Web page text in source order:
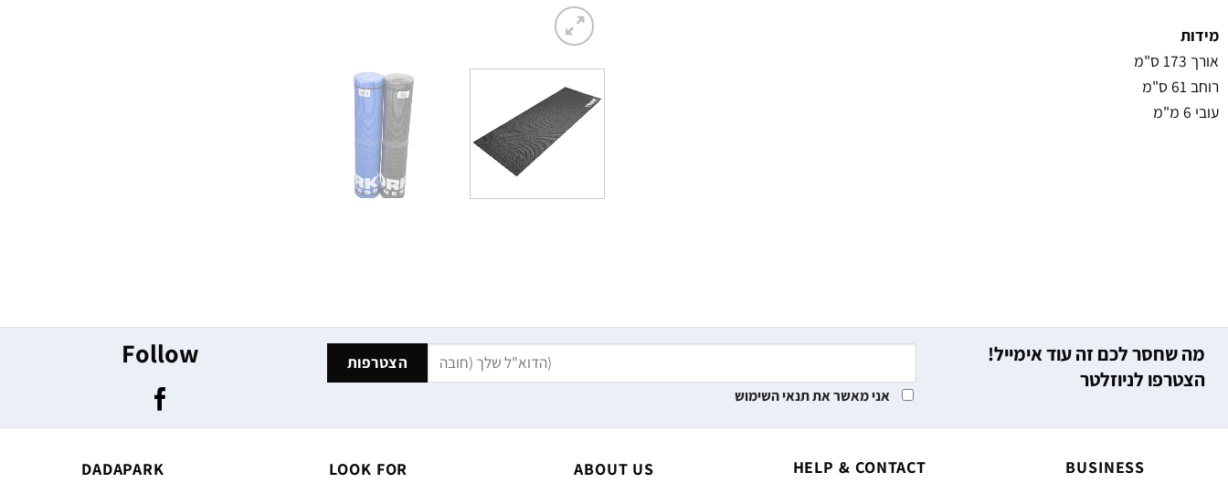
מידות
אורך 173 ס"מ
רוחב 61 ס"מ
עובי 6 מ"מ
מה שחסר לכם זה עוד אימייל!
הצטרפו לניוזלטר
אני מאשר את תנאי השימוש
Follow
BUSINESS
HELP & CONTACT
ABOUT US
LOOK FOR
DADAPARK